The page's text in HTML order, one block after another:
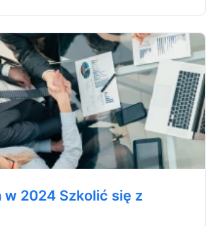
w 2024 Szkolić się z